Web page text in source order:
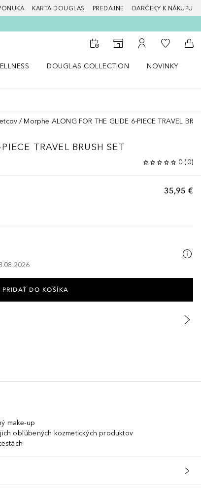
KARTA DOUGLAS PREDAJNE DARČEKY K NÁKUPU
Do vyhľadávača predajní
Do môjho účtu
Do môjho
Do
DOUGLAS COLLECTION
NOVINKY
Morphe ALONG FOR THE GLIDE 6-PIECE TRAVEL
TRAVEL BRUSH SET
0 (0)
35,95 €
PRIDAŤ DO KOŠÍKA
make-up
obľúbených kozmetických produktov